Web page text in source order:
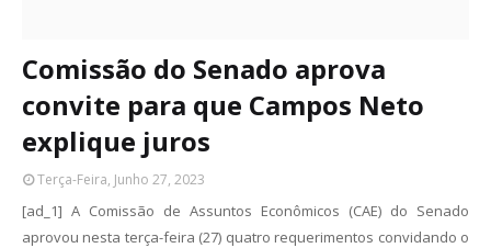
Comissão do Senado aprova
convite para que Campos Neto
explique juros
Terça-Feira, Junho 27, 2023
[ad_1] A Comissão de Assuntos Econômicos (CAE) do Senado
aprovou nesta terça-feira (27) quatro requerimentos convidando o